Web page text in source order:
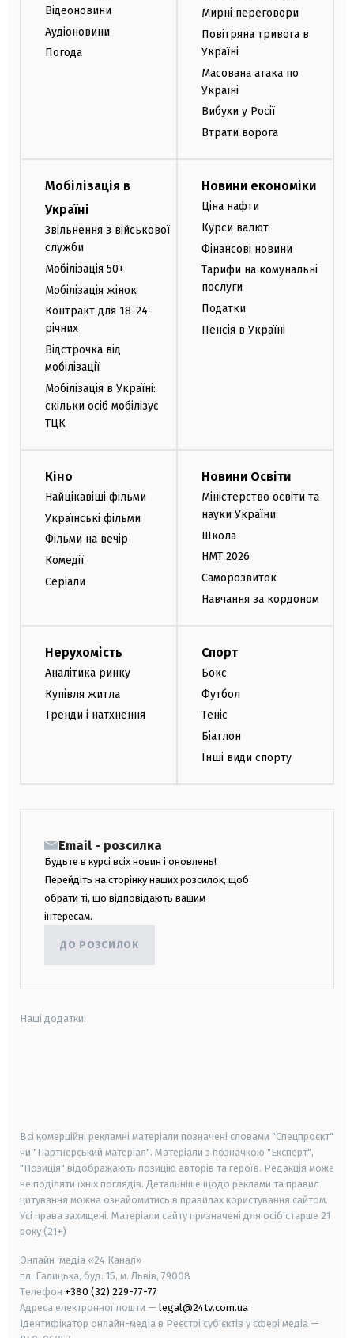
Відеоновини
Аудіоновини
Погода
Мирні переговори
Повітряна тривога в
Україні
Масована атака по
Україні
Вибухи у Росії
Втрати ворога
Мобілізація в
Україні
Звільнення з військової
служби
Мобілізація 50+
Мобілізація жінок
Контракт для 18-24-
річних
Відстрочка від
мобілізації
Мобілізація в Україні:
скільки осіб мобілізує
ТЦК
Новини економіки
Ціна нафти
Курси валют
Фінансові новини
Тарифи на комунальні
послуги
Податки
Пенсія в Україні
Кіно
Найцікавіші фільми
Українські фільми
Фільми на вечір
Комедії
Серіали
Новини Освіти
Міністерство освіти та
науки України
Школа
НМТ 2026
Саморозвиток
Навчання за кордоном
Нерухомість
Аналітика ринку
Купівля житла
Тренди і натхнення
Спорт
Бокс
Футбол
Теніс
Біатлон
Інші види спорту
Email - розсилка
Будьте в курсі всіх новин і оновлень!
Перейдіть на сторінку наших розсилок, щоб
обрати ті, що відповідають вашим
інтересам.
ДО РОЗСИЛОК
Наші додатки:
Всі комерційні рекламні матеріали позначені словами "Спецпроєкт"
чи "Партнерський матеріал". Матеріали з позначкою "Експерт",
"Позиція" відображають позицію авторів та героїв. Редакція може
не поділяти їхніх поглядів. Детальніше щодо реклами та правил
цитування можна ознайомитись в правилах користування сайтом.
Усі права захищені. Матеріали сайту призначені для осіб старше 21
року (21+)
Онлайн-медіа «24 Канал»
пл. Галицька, буд. 15, м. Львів, 79008
Телефон +380 (32) 229-77-77
Адреса електронної пошти — legal@24tv.com.ua
Ідентифікатор онлайн-медіа в Реєстрі суб'єктів у сфері медіа —